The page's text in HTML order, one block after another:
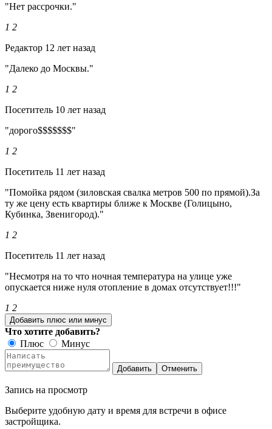
"Нет рассрочки."
1 2
Редактор 12 лет назад
"Далеко до Москвы."
1 2
Посетитель 10 лет назад
"дорого$$$$$$$"
1 2
Посетитель 11 лет назад
"Помойка рядом (зиловская свалка метров 500 по прямой).За
ту же цену есть квартиры ближе к Москве (Голицыно,
Кубинка, Звенигород)."
1 2
Посетитель 11 лет назад
"Несмотря на то что ночная температура на улице уже
опускается ниже нуля отопление в домах отсутствует!!!"
1 2
Добавить плюс или минус
Что хотите добавить?
Плюс
Минус
Добавить Отменить
Запись на просмотр
Выберите удобную дату и время для встречи в офисе
застройщика.